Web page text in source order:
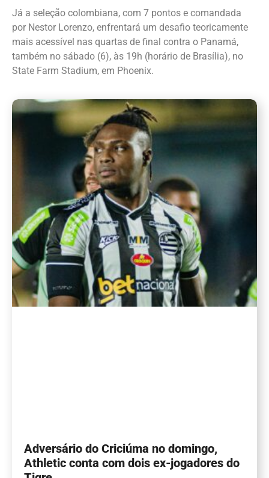
Já a seleção colombiana, com 7 pontos e comandada
por Nestor Lorenzo, enfrentará um desafio teoricamente
mais acessível nas quartas de final contra o Panamá,
também no sábado (6), às 19h (horário de Brasília), no
State Farm Stadium, em Phoenix.
Adversário do Criciúma no domingo,
Athletic conta com dois ex-jogadores do